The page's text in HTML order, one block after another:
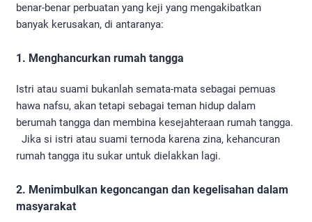
benar-benar perbuatan yang keji yang mengakibatkan
banyak kerusakan, di antaranya:
1. Menghancurkan rumah tangga
Istri atau suami bukanlah semata-mata sebagai pemuas
hawa nafsu, akan tetapi sebagai teman hidup dalam
berumah tangga dan membina kesejahteraan rumah tangga.
Jika si istri atau suami ternoda karena zina, kehancuran
rumah tangga itu sukar untuk dielakkan lagi.
2. Menimbulkan kegoncangan dan kegelisahan dalam
masyarakat